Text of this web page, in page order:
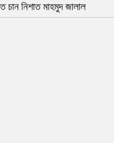
চান নিশাত মাহমুদ জালাল